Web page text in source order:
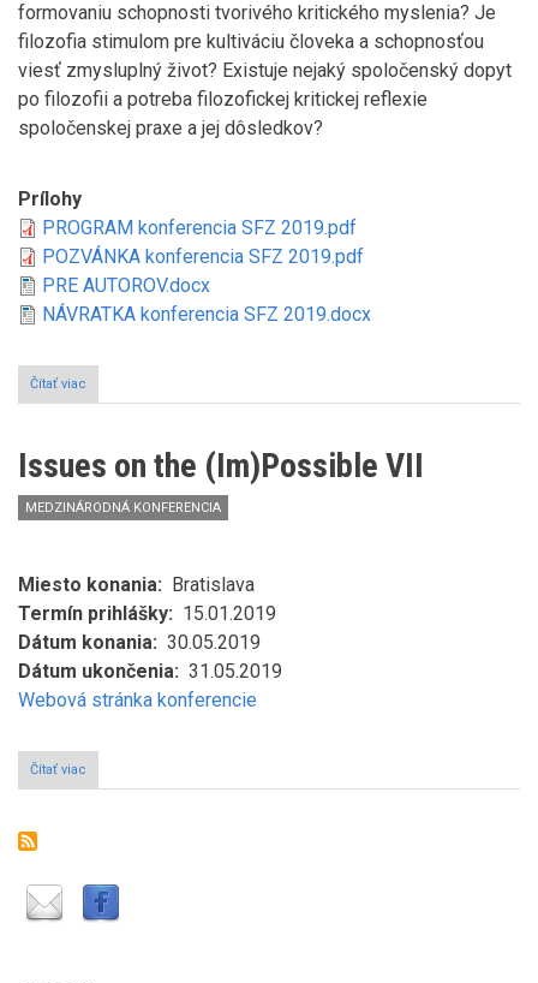
formovaniu schopnosti tvorivého kritického myslenia? Je
filozofia stimulom pre kultiváciu človeka a schopnosťou
viesť zmysluplný život? Existuje nejaký spoločenský dopyt
po filozofii a potreba filozofickej kritickej reflexie
spoločenskej praxe a jej dôsledkov?
Prílohy
PROGRAM konferencia SFZ 2019.pdf
POZVÁNKA konferencia SFZ 2019.pdf
PRE AUTOROV.docx
NÁVRATKA konferencia SFZ 2019.docx
Čítať viac
Filozofia,
vo
súčasnosti
Issues on the (Im)Possible VII
MEDZINÁRODNÁ KONFERENCIA
Miesto konania
Bratislava
Termín prihlášky
15.01.2019
Dátum konania
30.05.2019
Dátum ukončenia
31.05.2019
Webová stránka konferencie
Čítať viac
Issues